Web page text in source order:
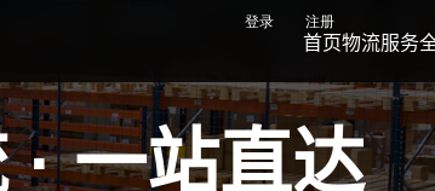
登录 注册